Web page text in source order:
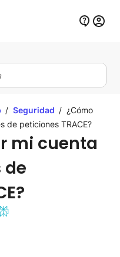
/ Seguridad / ¿Cómo
de peticiones TRACE?
mi cuenta